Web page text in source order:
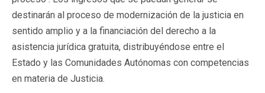
destinarán al proceso de modernización de la justicia en
sentido amplio y a la financiación del derecho a la
asistencia jurídica gratuita, distribuyéndose entre el
Estado y las Comunidades Autónomas con competencias
en materia de Justicia.